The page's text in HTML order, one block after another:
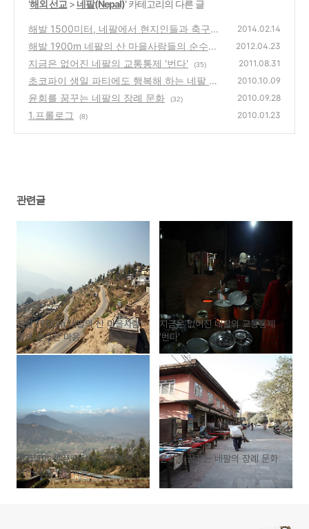
'해외 선교 > 네팔(Nepal)' 카테고리의 다른 글
해발 1500미터, 네팔에서 현지인들과 축구경
기
(10)
2014.02.14
해발 1900m 네팔의 산 마을사람들의 순수한
마음
(7)
2012.04.23
지금은 없어진 네팔의 교통통제 '번다' (35) 2011.08.31
초코파이 생일 파티에도 행복해 하는 네팔 어
린이들
(24)
2010.10.09
윤회를 꿈꾸는 네팔의 장례 문화 (32) 2010.09.28
1.프롤로그 (8) 2010.01.23
관련글
해발 1900m 네팔의 산 마을사람
들의 순수한 마음
지금은 없어진 네팔의 교통통제
'번다'
초코파이 생일 파티에도 행복해
하는 네팔 어린이들
윤회를 꿈꾸는 네팔의 장례 문화